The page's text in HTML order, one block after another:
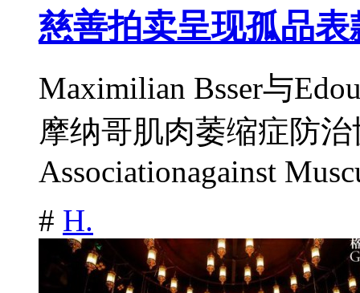
慈善拍卖呈现孤品
Maximilian Bsser与
摩纳哥肌肉萎缩症防治
Associationagainst
# H.